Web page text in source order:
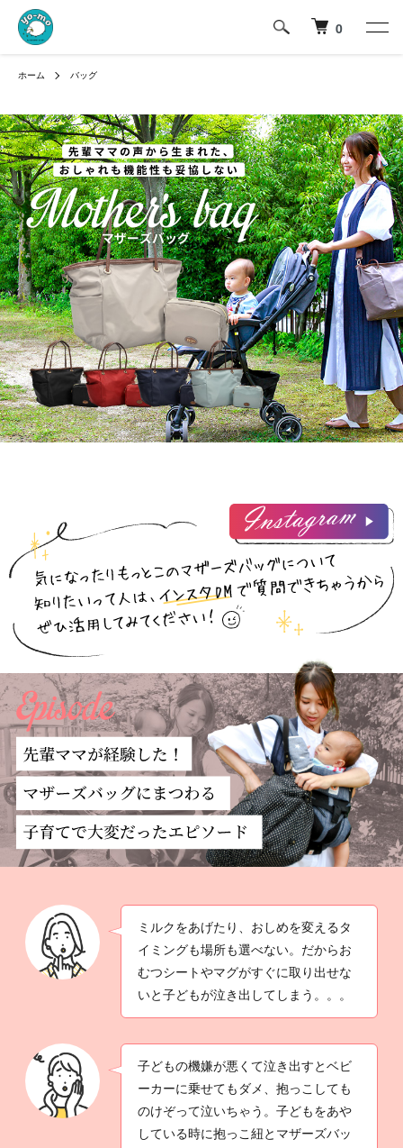
0
ホーム バッグ
ミルクをあげたり、おしめを変えるタ
イミングも場所も選べない。だからお
むつシートやマグがすぐに取り出せな
いと子どもが泣き出してしまう。。。
子どもの機嫌が悪くて泣き出すとベビ
ーカーに乗せてもダメ、抱っこしても
のけぞって泣いちゃう。子どもをあや
している時に抱っこ紐とマザーズバッ